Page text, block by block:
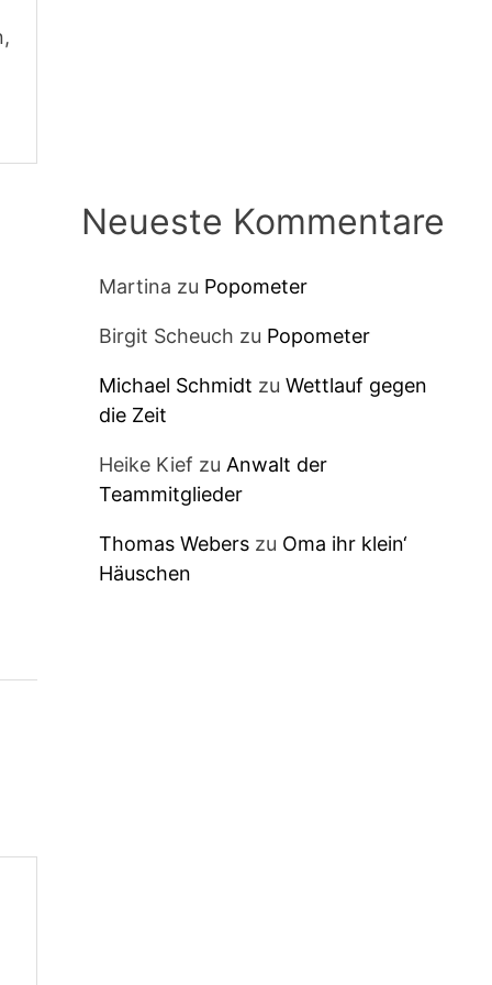
Neueste Kommentare
Martina zu Popometer
Birgit Scheuch zu Popometer
Michael Schmidt zu Wettlauf gegen
die Zeit
Heike Kief zu Anwalt der
Teammitglieder
Thomas Weberszu Oma ihr klein‘
Häuschen